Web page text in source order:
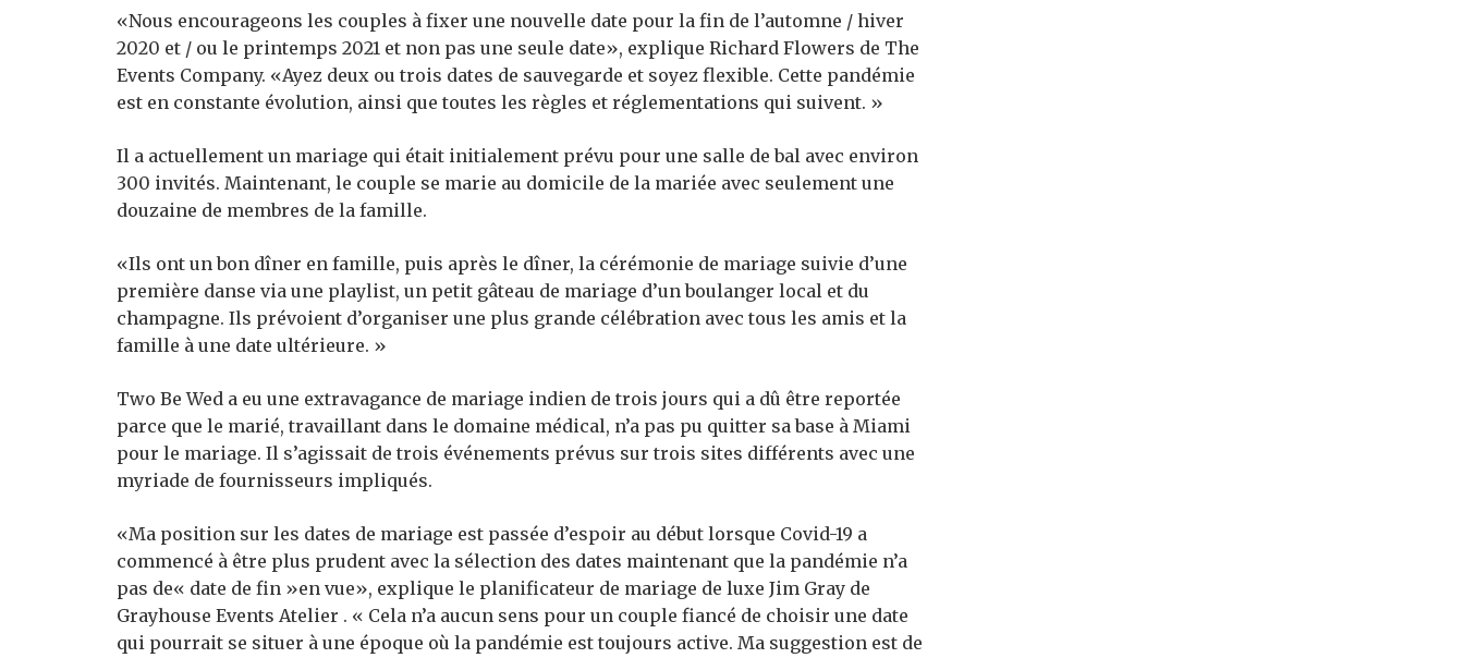
«Nous encourageons les couples à fixer une nouvelle date pour la fin de l’automne / hiver
2020 et / ou le printemps 2021 et non pas une seule date», explique Richard Flowers de The
Events Company. «Ayez deux ou trois dates de sauvegarde et soyez flexible. Cette pandémie
est en constante évolution, ainsi que toutes les règles et réglementations qui suivent. »
Il a actuellement un mariage qui était initialement prévu pour une salle de bal avec environ
300 invités. Maintenant, le couple se marie au domicile de la mariée avec seulement une
douzaine de membres de la famille.
«Ils ont un bon dîner en famille, puis après le dîner, la cérémonie de mariage suivie d’une
première danse via une playlist, un petit gâteau de mariage d’un boulanger local et du
champagne. Ils prévoient d’organiser une plus grande célébration avec tous les amis et la
famille à une date ultérieure. »
Two Be Wed a eu une extravagance de mariage indien de trois jours qui a dû être reportée
parce que le marié, travaillant dans le domaine médical, n’a pas pu quitter sa base à Miami
pour le mariage. Il s’agissait de trois événements prévus sur trois sites différents avec une
myriade de fournisseurs impliqués.
«Ma position sur les dates de mariage est passée d’espoir au début lorsque Covid-19 a
commencé à être plus prudent avec la sélection des dates maintenant que la pandémie n’a
pas de« date de fin »en vue», explique le planificateur de mariage de luxe Jim Gray de
Grayhouse Events Atelier . « Cela n’a aucun sens pour un couple fiancé de choisir une date
qui pourrait se situer à une époque où la pandémie est toujours active. Ma suggestion est de